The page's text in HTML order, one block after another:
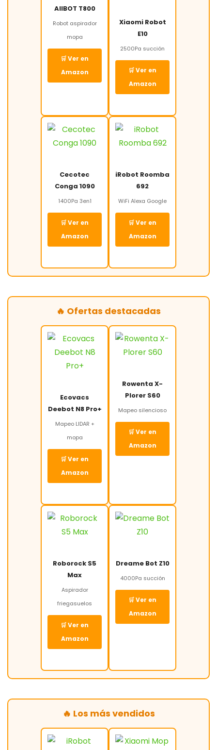
AIIBOT T800
Robot aspirador
mopa
🛒 Ver en
Amazon
Xiaomi Robot
E10
2500Pa succión
🛒 Ver en
Amazon
Cecotec
Conga 1090
1400Pa 3en1
🛒 Ver en
Amazon
iRobot Roomba
692
WiFi Alexa Google
🛒 Ver en
Amazon
🔥 Ofertas destacadas
Ecovacs
Deebot N8 Pro+
Mapeo LIDAR +
mopa
🛒 Ver en
Amazon
Rowenta X-
Plorer S60
Mapeo silencioso
🛒 Ver en
Amazon
Roborock S5
Max
Aspirador
friegasuelos
🛒 Ver en
Amazon
Dreame Bot Z10
4000Pa succión
🛒 Ver en
Amazon
🔥 Los más vendidos